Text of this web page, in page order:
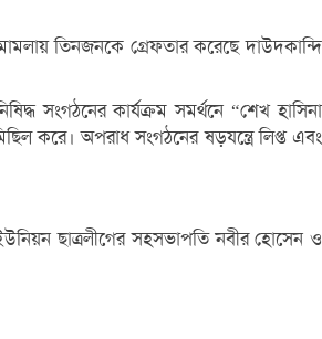
তিনজনকে গ্রেফতার করেছে দাউদকান্দি
সংগঠনের কার্যক্রম সমর্থনে “শেখ হাসিনা
করে। অপরাধ সংগঠনের ষড়যন্ত্রে লিপ্ত এবং
ছাত্রলীগের সহসভাপতি নবীর হোসেন ও